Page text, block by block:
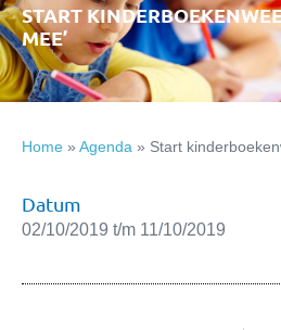
START
MEE’
Home » Agenda » Start
Datum
02/10/2019 t/m 11/10/2019